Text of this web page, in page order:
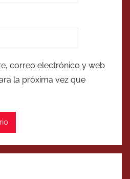
correo electrónico y web
la próxima vez que